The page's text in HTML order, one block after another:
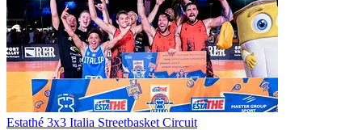
Estathé 3x3 Italia Streetbasket Circuit